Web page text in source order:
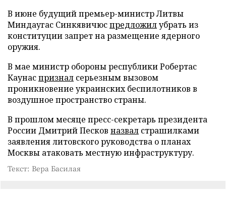
В июне будущий премьер-министр Литвы
Миндаугас Синкявичюспредложилубрать из
конституции запрет на размещение ядерного
оружия.
В мае министр обороны республики Робертас
Каунаспризнал серьезным вызовом
проникновение украинских беспилотников в
воздушное пространство страны.
В прошлом месяце пресс-секретарь президента
России Дмитрий Песков назвал страшилками
заявления литовского руководства о планах
Москвы атаковать местную инфраструктуру.
Текст: Вера Басилая